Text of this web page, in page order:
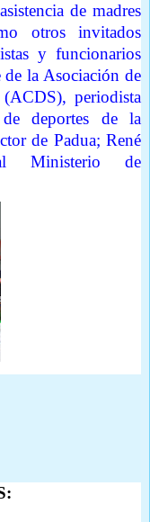
de madres
otros invitados
y funcionarios
de la Asociación de
periodista
deportes de la
de Padua; René
Ministerio de